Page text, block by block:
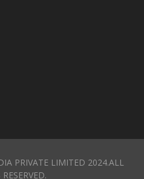
PRIVATE LIMITED 2024.ALL